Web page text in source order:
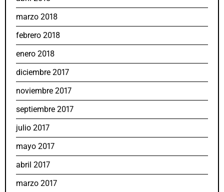
marzo 2018
febrero 2018
enero 2018
diciembre 2017
noviembre 2017
septiembre 2017
julio 2017
mayo 2017
abril 2017
marzo 2017